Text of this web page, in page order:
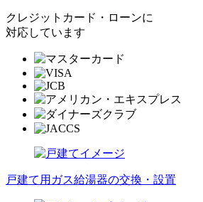
クレジットカード・ローンに
対応しています
戸建て用ガス給湯器の交換・設置